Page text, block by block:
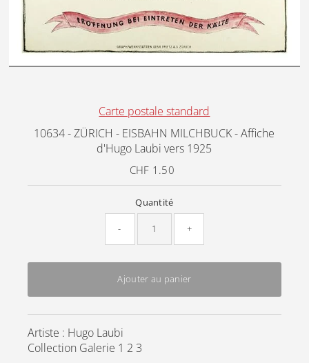
Carte postale standard
10634 - ZÜRICH - EISBAHN MILCHBUCK - Affiche
d'Hugo Laubi vers 1925
Prix
ordinaire
CHF 1.50
Quantité
- +
Ajouter au panier
Artiste : Hugo Laubi
Collection Galerie 1 2 3